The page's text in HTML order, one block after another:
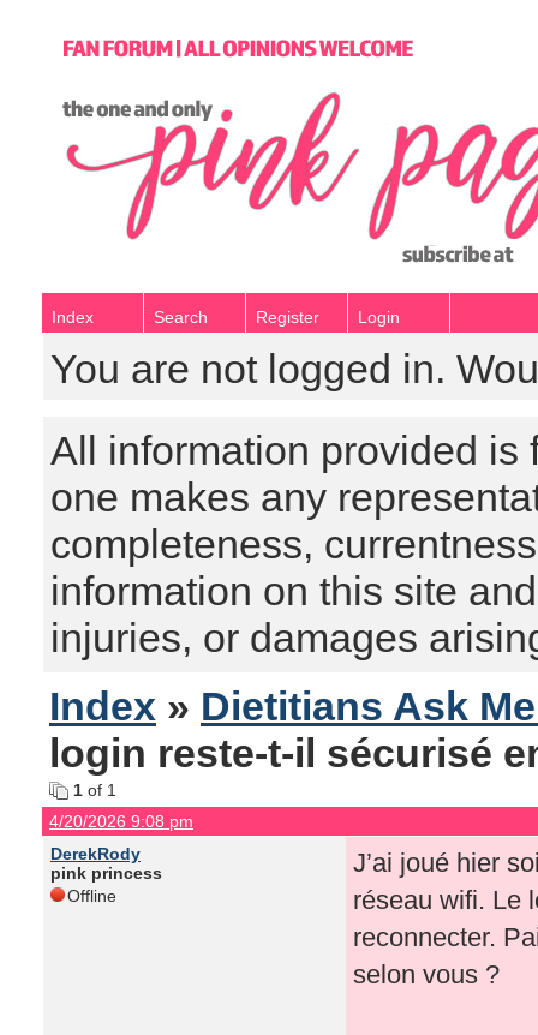
Index Search Register Login
You are not logged in.
All information provided is
one makes any
completeness,
information on this site
injuries, or damages
Index » Dietitians Ask
login reste-t-il sécurisé
1 of 1
4/20/2026 9:08 pm
DerekRody
pink princess
Offline
J’ai joué hier
réseau wifi. Le
reconnecter.
selon vous ?